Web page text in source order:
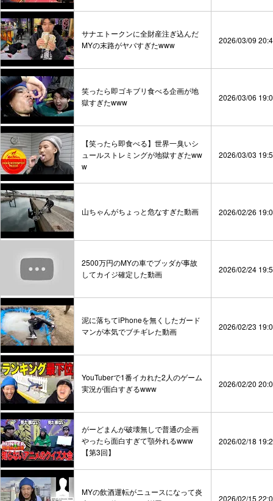
サナエトークンに全財産注ぎ込んだ
MYの末路がヤバすぎたwww
2026/03/09
笑ったら即ゴキブリ食べる企画が地
獄すぎたwww
2026/03/06
【笑ったら即食べる】世界一臭いシ
ュールストレミングが地獄すぎたww
w
2026/03/03
山ちゃんがちょっと危なすぎた動画 2026/02/26
2500万円のMYの車でブッダが事故
してカイジ確定した動画
2026/02/24
泥に落ちてiPhoneを無くしたガード
マンが本気でブチギレた動画
2026/02/23
YouTuberで1番イカれた2人のゲーム
実況が面白すぎるwww
2026/02/20
がーどまんが破壊無しで普通の企画
やったら面白すぎて顎外れるwww
【第3回】
2026/02/18
MYの飲酒運転がニュースになって炎
2026/02/15